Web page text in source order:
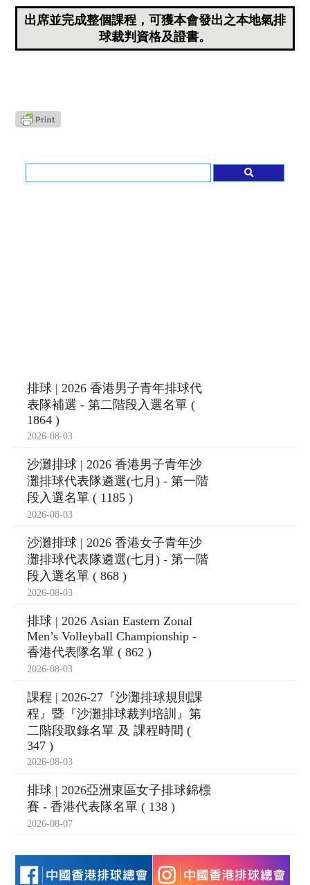
出席並完成整個課程，可獲本會發出之本地氣排
球裁判資格及證書。
排球 | 2026 香港男子青年排球代
表隊補選 - 第二階段入選名單 (
1864 )
2026-08-03
沙灘排球 | 2026 香港男子青年沙
灘排球代表隊遴選(七月) - 第一階
段入選名單 ( 1185 )
2026-08-03
沙灘排球 | 2026 香港女子青年沙
灘排球代表隊遴選(七月) - 第一階
段入選名單 ( 868 )
2026-08-03
排球 | 2026 Asian Eastern Zonal
Men’s Volleyball Championship -
香港代表隊名單 ( 862 )
2026-08-03
課程 | 2026-27『沙灘排球規則課
程』暨『沙灘排球裁判培訓』第
二階段取錄名單 及 課程時間 (
347 )
2026-08-03
排球 | 2026亞洲東區女子排球錦標
賽 - 香港代表隊名單 ( 138 )
2026-08-07